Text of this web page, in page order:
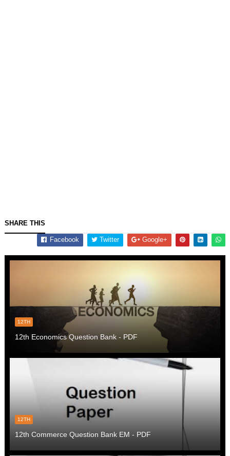
SHARE THIS
Facebook Twitter Google+
12TH
12th Economics Question Bank - PDF
12TH
12th Commerce Question Bank EM - PDF